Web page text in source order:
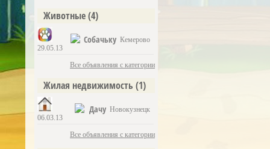
Животные(4)
29.05.13
Собачьку Кемерово
Все объявления с категории
Жилая недвижимость (1)
06.03.13
Дачу Новокузнецк
Все объявления с категории